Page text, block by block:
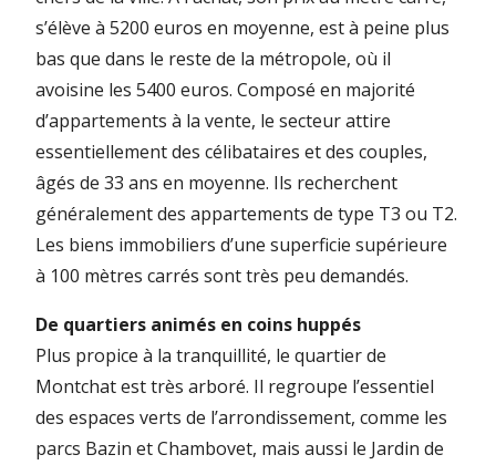
s’élève à 5200 euros en moyenne, est à peine plus
bas que dans le reste de la métropole, où il
avoisine les 5400 euros. Composé en majorité
d’appartements à la vente, le secteur attire
essentiellement des célibataires et des couples,
âgés de 33 ans en moyenne. Ils recherchent
généralement des appartements de type T3 ou T2.
Les biens immobiliers d’une superficie supérieure
à 100 mètres carrés sont très peu demandés.
De quartiers animés en coins huppés
Plus propice à la tranquillité, le quartier de
Montchat est très arboré. Il regroupe l’essentiel
des espaces verts de l’arrondissement, comme les
parcs Bazin et Chambovet, mais aussi le Jardin de